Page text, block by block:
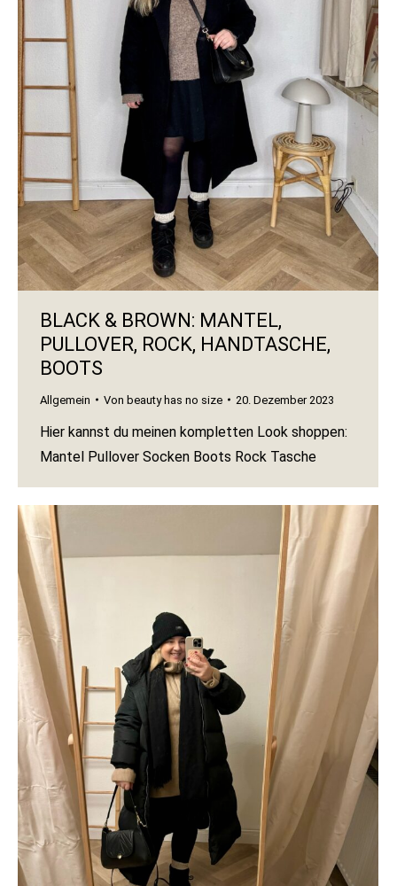
BLACK & BROWN: MANTEL,
PULLOVER, ROCK, HANDTASCHE,
BOOTS
Allgemein Von beauty has no size 20. Dezember 2023
Hier kannst du meinen kompletten Look shoppen:
Mantel Pullover Socken Boots Rock Tasche